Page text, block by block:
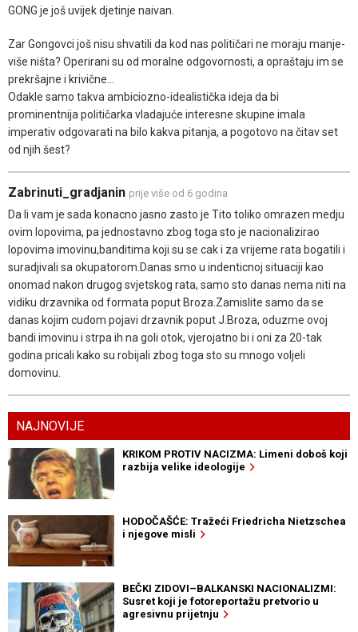
GONG je još uvijek djetinje naivan.
Zar Gongovci još nisu shvatili da kod nas političari ne moraju manje-
više ništa? Operirani su od moralne odgovornosti, a opraštaju im se
prekršajne i krivične...
Odakle samo takva ambiciozno-idealistička ideja da bi
prominentnija političarka vladajuće interesne skupine imala
imperativ odgovarati na bilo kakva pitanja, a pogotovo na čitav set
od njih šest?
Zabrinuti_gradjanin prije više od 6 godina
Da li vam je sada konacno jasno zasto je Tito toliko omrazen medju
ovim lopovima, pa jednostavno zbog toga sto je nacionalizirao
lopovima imovinu,banditima koji su se cak i za vrijeme rata bogatili i
suradjivali sa okupatorom.Danas smo u indenticnoj situaciji kao
onomad nakon drugog svjetskog rata, samo sto danas nema niti na
vidiku drzavnika od formata poput Broza.Zamislite samo da se
danas kojim cudom pojavi drzavnik poput J.Broza, oduzme ovoj
bandi imovinu i strpa ih na goli otok, vjerojatno bi i oni za 20-tak
godina pricali kako su robijali zbog toga sto su mnogo voljeli
domovinu.
NAJNOVIJE
KRIKOM PROTIV NACIZMA: Limeni doboš koji
razbija velike ideologije
HODOČAŠĆE: Tražeći Friedricha Nietzschea
i njegove misli
BEČKI ZIDOVI–BALKANSKI NACIONALIZMI:
Susret koji je fotoreportažu pretvorio u
agresivnu prijetnju